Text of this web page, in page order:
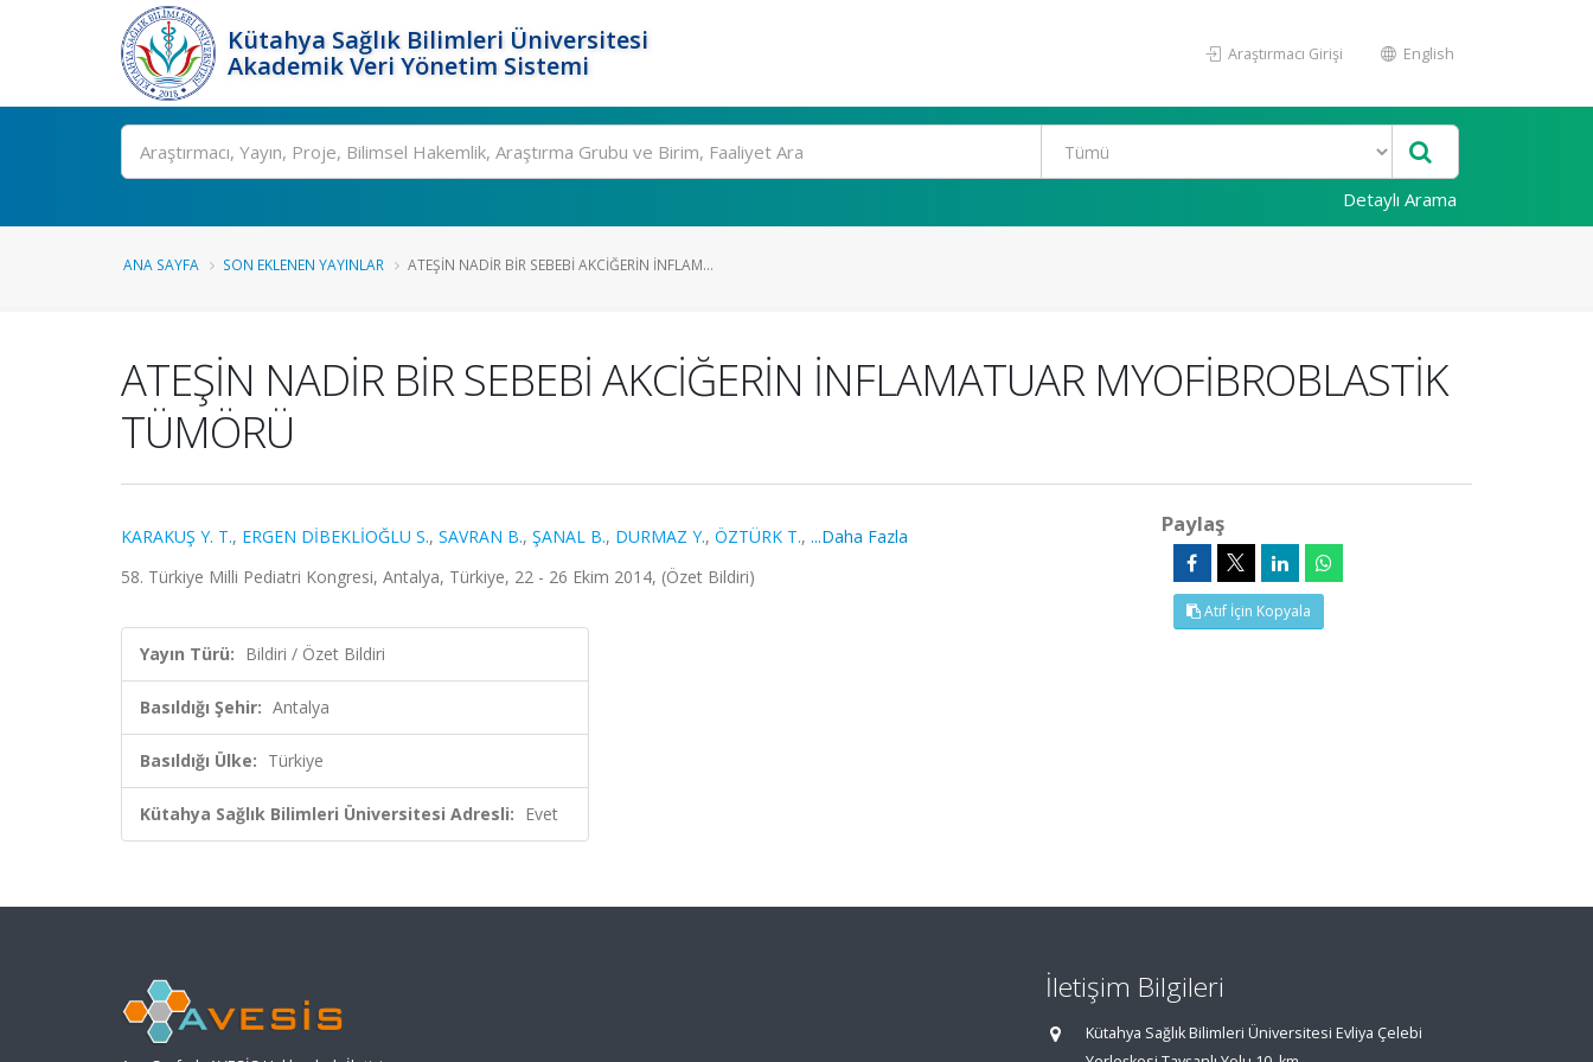
Kütahya Sağlık Bilimleri Üniversitesi
Akademik Veri Yönetim Sistemi
Araştırmacı Girişi English
Ara
Detaylı Arama
ANA SAYFA SON EKLENEN YAYINLAR ATEŞİN NADİR BİR SEBEBİ AKCİĞERİN İNFLAM...
ATEŞİN NADİR BİR SEBEBİ AKCİĞERİN İNFLAMATUAR MYOFİBROBLASTİK
TÜMÖRÜ
KARAKUŞ Y. T., ERGEN DİBEKLİOĞLU S., SAVRAN B., ŞANAL B., DURMAZ Y., ÖZTÜRK T., ...Daha Fazla
58. Türkiye Milli Pediatri Kongresi, Antalya, Türkiye, 22 - 26 Ekim 2014, (Özet Bildiri)
Yayın Türü: Bildiri / Özet Bildiri
Basıldığı Şehir: Antalya
Basıldığı Ülke: Türkiye
Kütahya Sağlık Bilimleri Üniversitesi Adresli: Evet
Paylaş
Atıf İçin Kopyala
İletişim Bilgileri
Kütahya Sağlık Bilimleri Üniversitesi Evliya Çelebi